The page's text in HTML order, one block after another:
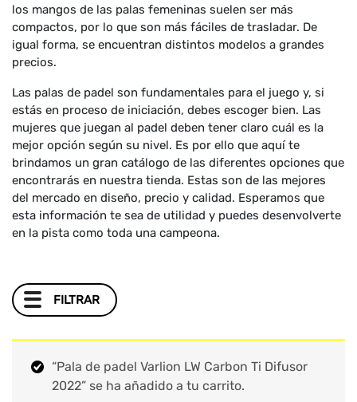
los mangos de las palas femeninas suelen ser más
compactos, por lo que son más fáciles de trasladar. De
igual forma, se encuentran distintos modelos a grandes
precios.
Las palas de padel son fundamentales para el juego y, si
estás en proceso de iniciación, debes escoger bien. Las
mujeres que juegan al padel deben tener claro cuál es la
mejor opción según su nivel. Es por ello que aquí te
brindamos un gran catálogo de las diferentes opciones que
encontrarás en nuestra tienda. Estas son de las mejores
del mercado en diseño, precio y calidad. Esperamos que
esta información te sea de utilidad y puedes desenvolverte
en la pista como toda una campeona.
FILTRAR
MARCA +
FORMA
“Pala de padel Varlion LW Carbon Ti Difusor
2022” se ha añadido a tu carrito.